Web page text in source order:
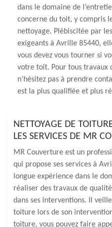
dans le domaine de
concerne du toit, y compris
nettoyage. Plébiscitée par
exigeants à Avrille 85440,
vous devez vous tourner si
votre toit. Pour tous travaux
n’hésitez pas à prendre
est la plus qualifiée et plus
NETTOYAGE DE
LES SERVICES DE MR
MR Couverture est un
qui propose ses services à
longue expérience dans le
réaliser des travaux de
dans ses interventions. Il
toiture lors de son
toiture, vous pouvez faire